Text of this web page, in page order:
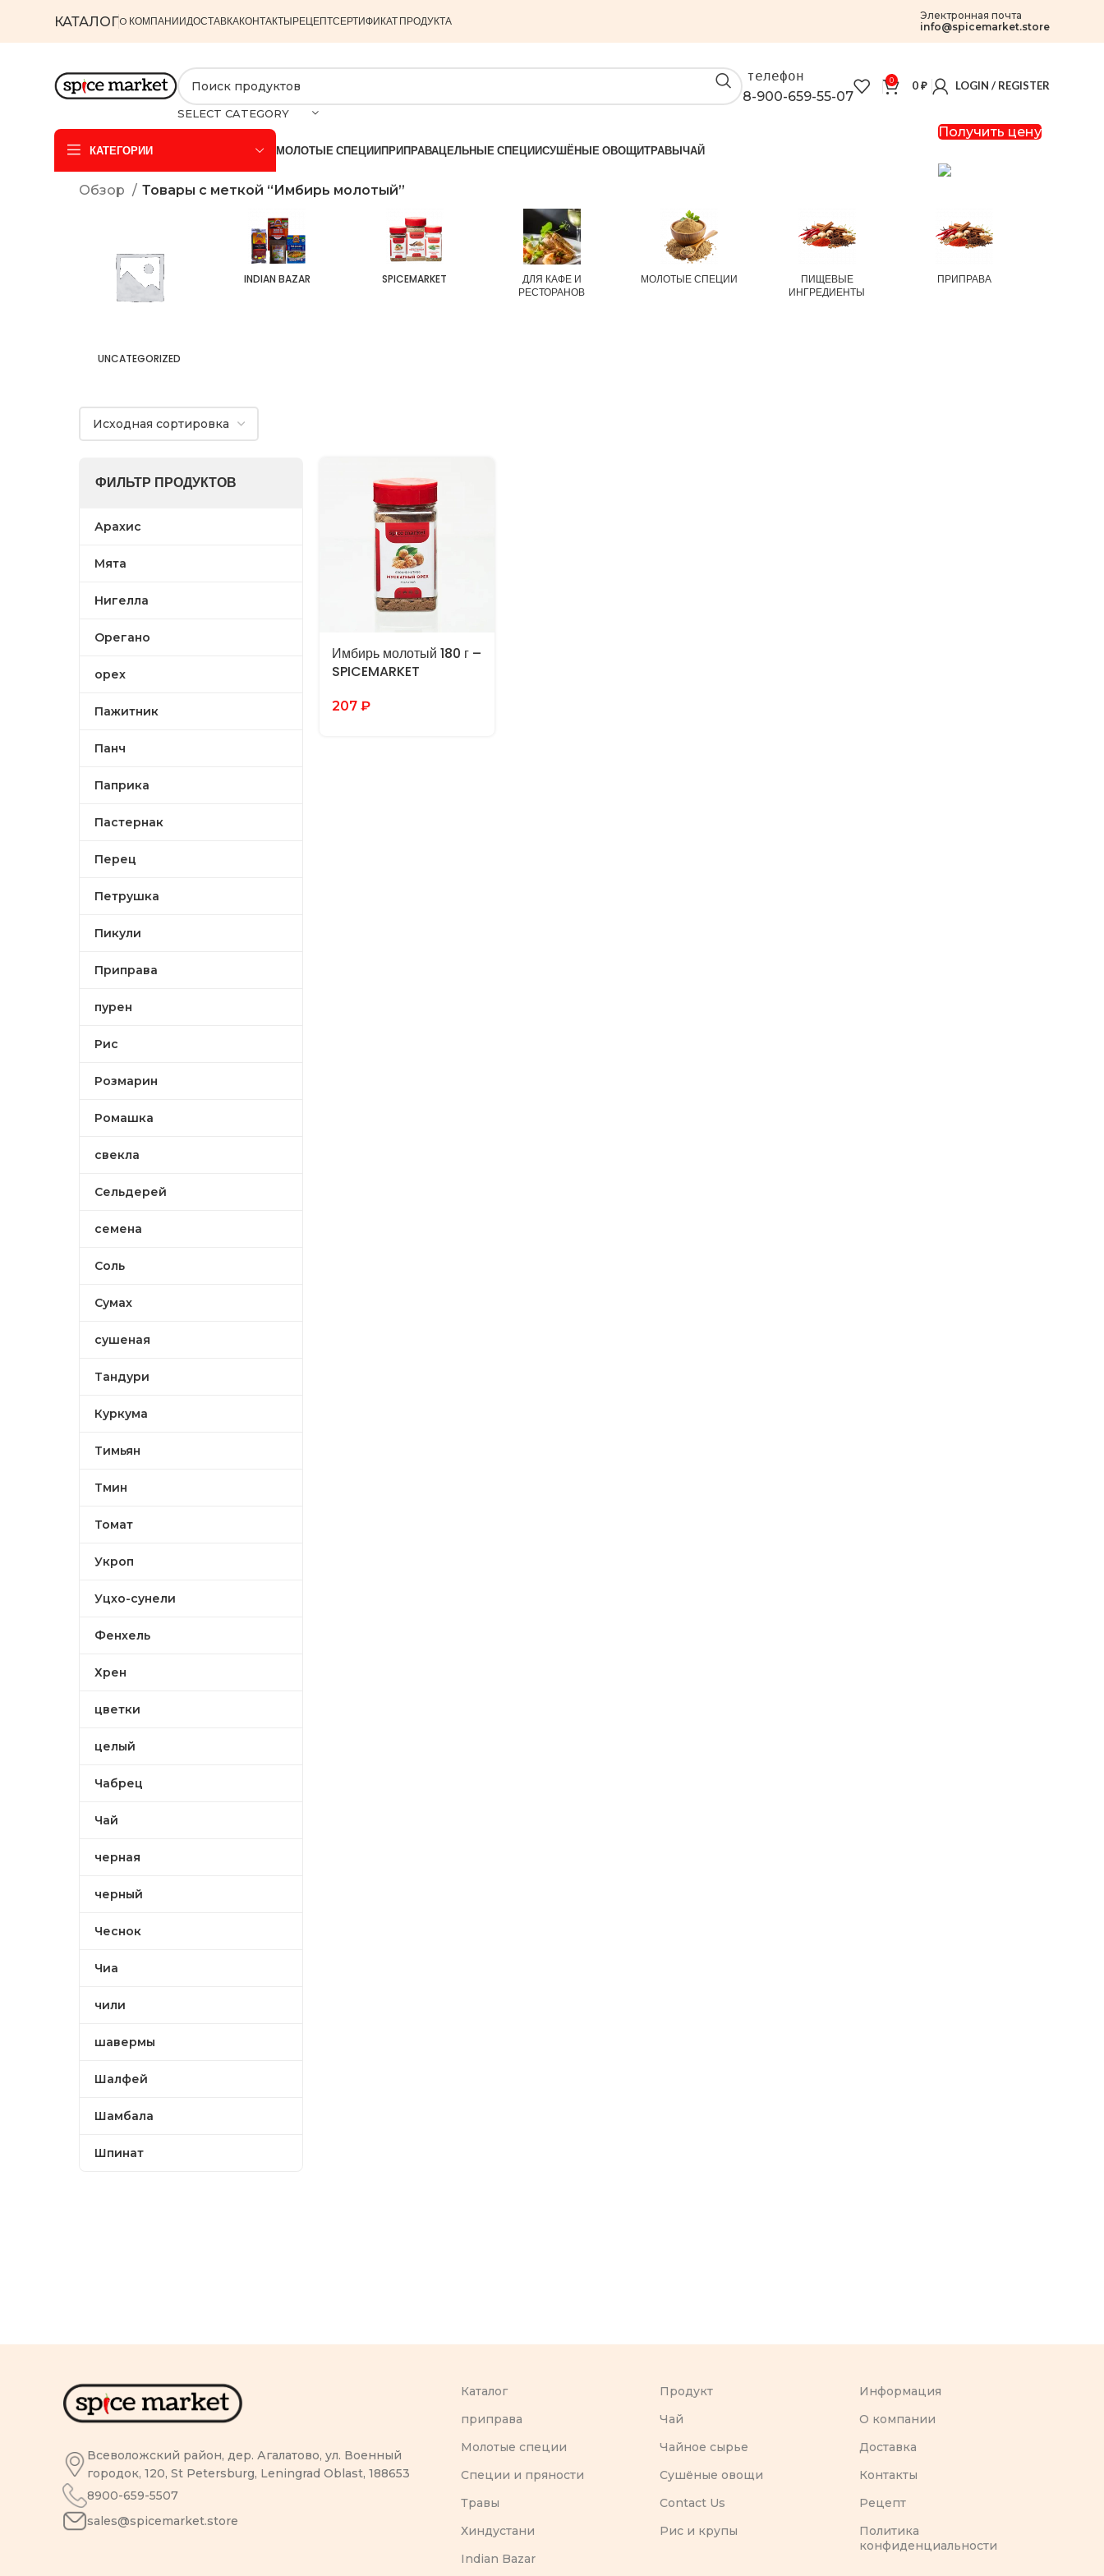
КАТАЛОГO КОМПАНИИДОСТАВКАКОНТАКТЫРЕЦЕПТСЕРТИФИКАТ ПРОДУКТА
Электронная почта
info@spicemarket.store
SELECT CATEGORY
телефон
8-900-659-55-07
0 0₽ LOGIN / REGISTER
КАТЕГОРИИ МОЛОТЫЕ СПЕЦИИПРИПРАВАЦЕЛЬНЫЕ СПЕЦИИСУШЁНЫЕ ОВОЩИТРАВЫЧАЙ
Получить цену
Обзор Товары с меткой “Имбирь молотый”
UNCATEGORIZED
INDIAN BAZAR SPICEMARKET
ДЛЯ КАФЕ И
РЕСТОРАНОВ
МОЛОТЫЕ СПЕЦИИ
ПИЩЕВЫЕ
ИНГРЕДИЕНТЫ
ПРИПРАВА
ФИЛЬТР ПРОДУКТОВ
Арахис
Мята
Нигелла
Орегано
орех
Пажитник
Панч
Паприка
Пастернак
Перец
Петрушка
Пикули
Приправа
пурен
Рис
Розмарин
Ромашка
свекла
Сельдерей
семена
Соль
Сумах
сушеная
Тандури
Куркума
Тимьян
Тмин
Томат
Укроп
Уцхо-сунели
Фенхель
Хрен
цветки
целый
Чабрец
Чай
черная
черный
Чеснок
Чиа
чили
шавермы
Шалфей
Шамбала
Шпинат
Имбирь молотый 180 г –
SPICEMARKET
207 ₽
Всеволожский район, дер. Агалатово, ул. Военный
городок, 120, St Petersburg, Leningrad Oblast, 188653
8900-659-5507
sales@spicemarket.store
Каталог
приправа
Молотые специи
Специи и пряности
Травы
Хиндустани
Indian Bazar
Продукт
Чай
Чайное сырье
Сушёные овощи
Contact Us
Рис и крупы
Информация
O компании
Доставка
Контакты
Рецепт
Политика
конфиденциальности